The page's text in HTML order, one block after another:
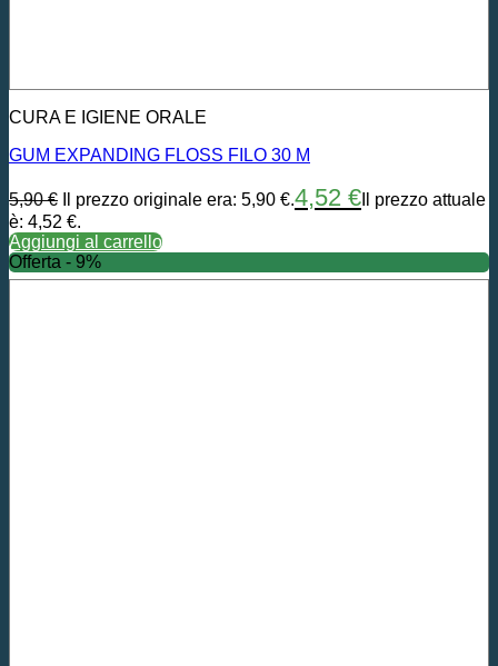
CURA E IGIENE ORALE
GUM EXPANDING FLOSS FILO 30 M
5,90€ Il prezzo originale era: 5,90 €.4,52 € Il prezzo attuale
è: 4,52 €.
Aggiungi al carrello
Offerta - 9%